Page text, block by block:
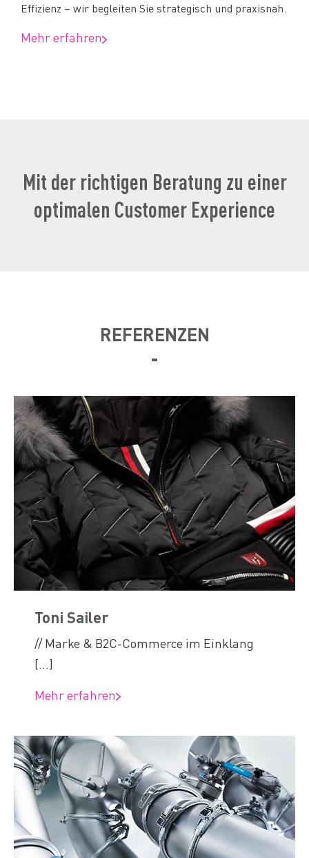
Effizienz – wir begleiten Sie strategisch und praxisnah.
Mehr erfahren
Mit der richtigen Beratung zu einer
optimalen Customer Experience
REFERENZEN
Toni Sailer
// Marke & B2C-Commerce im Einklang
[...]
Mehr erfahren